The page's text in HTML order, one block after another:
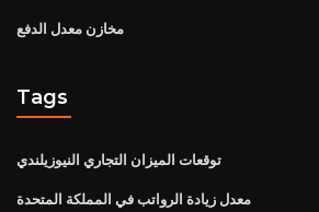
مخازن معدل الدفع
Tags
توقعات الميزان التجاري النيوزيلندي
معدل زيادة الرواتب في المملكة المتحدة